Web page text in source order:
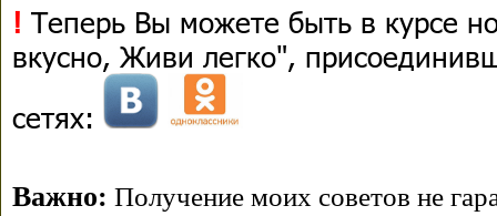
! Теперь Вы можете быть в курсе
вкусно, Живи легко",
сетях:
Важно: Получение моих советов не